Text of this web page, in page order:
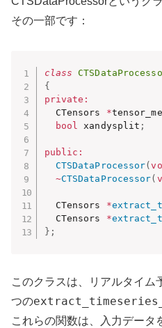
その一部です：
class
{
private :
  CTensors
*
bool xandysplit ;
public :
CTSDataProcessor(
~CTSDataProcessor(
  CTensors
*
  CTensors
*
} ;
このクラスは、リアルタイム
つの
これらの関数は、入力データ